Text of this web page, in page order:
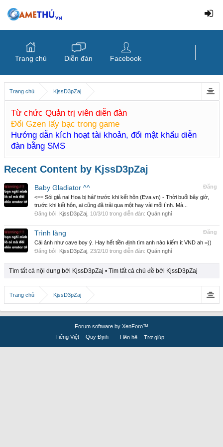
Trang chủ KjssD3pZaj
Từ chức Quản trị viên diễn đàn
Đổi Gzen lấy bạc trong game
Hướng dẫn kích hoạt tài khoản, đổi mật khẩu diễn
đàn bằng SMS
Recent Content by KjssD3pZaj
Đăng
Baby Gladiator ^^
<== Sói giả nai Hoa bị hái’ trước khi kết hôn (Eva.vn) - Thời buổi bây giờ,
trước khi kết hôn, ai cũng đã trải qua một hay vài mối tình. Mà...
Đăng bởi: KjssD3pZaj, 10/3/10trong diễn đàn: Quán nghỉ
Đăng
Trình làng
Cái ảnh như cave boy ý. Hay hết tiền định tìm anh nào kiếm ít VND ah =))
Đăng bởi: KjssD3pZaj, 23/2/10trong diễn đàn: Quán nghỉ
Tìm tất cả nội dung bởi KjssD3pZaj Tìm tất cả chủ đề bởi KjssD3pZaj
Trang chủ KjssD3pZaj
Trang chủ Diễn đàn Facebook
Forum software by XenForo™
Tiếng Việt
Quy Định Liên hệ Trợ giúp